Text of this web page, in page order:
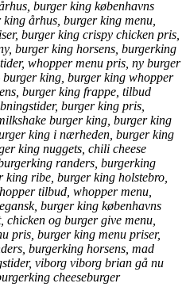
burger king københavns
århus, burger king menu,
burger king crispy chicken pris,
burger king horsens, burgerking
whopper menu pris, ny burger
king, burger king whopper
burger king frappe, tilbud
burger king pris,
burger king, burger king
king i nærheden, burger king
king nuggets, chili cheese
randers, burgerking
ribe, burger king holstebro,
tilbud, whopper menu,
burger king københavns
og burger give menu,
pris, burger king menu priser,
burgerking horsens, mad
viborg viborg brian gå nu
cheeseburger